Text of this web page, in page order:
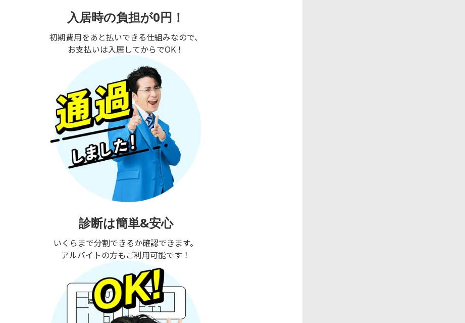
入居時の負担が0円！
初期費用をあと払いできる仕組みなので、
お支払いは入居してからでOK！
診断は簡単&安心
いくらまで分割できるか確認できます。
アルバイトの方もご利用可能です！